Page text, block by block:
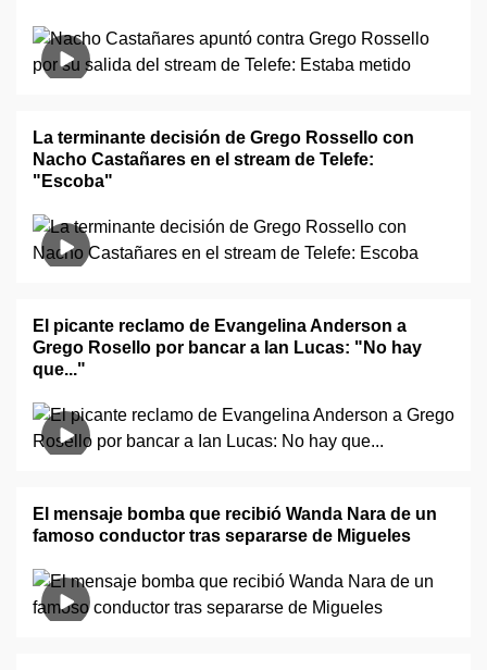
La terminante decisión de Grego Rossello con
Nacho Castañares en el stream de Telefe:
"Escoba"
El picante reclamo de Evangelina Anderson a
Grego Rosello por bancar a Ian Lucas: "No hay
que..."
El mensaje bomba que recibió Wanda Nara de un
famoso conductor tras separarse de Migueles